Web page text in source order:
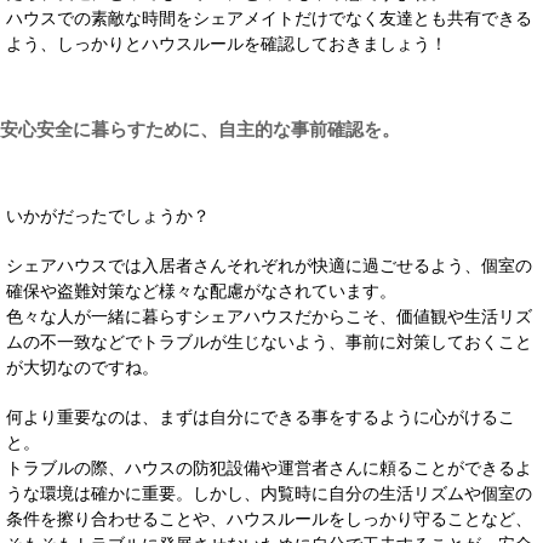
ハウスでの素敵な時間をシェアメイトだけでなく友達とも共有できる
よう、しっかりとハウスルールを確認しておきましょう！
安心安全に暮らすために、自主的な事前確認を。
いかがだったでしょうか？
シェアハウスでは入居者さんそれぞれが快適に過ごせるよう、個室の
確保や盗難対策など様々な配慮がなされています。
色々な人が一緒に暮らすシェアハウスだからこそ、価値観や生活リズ
ムの不一致などでトラブルが生じないよう、事前に対策しておくこと
が大切なのですね。
何より重要なのは、まずは自分にできる事をするように心がけるこ
と。
トラブルの際、ハウスの防犯設備や運営者さんに頼ることができるよ
うな環境は確かに重要。しかし、内覧時に自分の生活リズムや個室の
条件を擦り合わせることや、ハウスルールをしっかり守ることなど、